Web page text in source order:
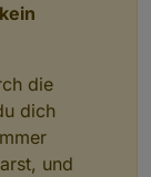
die
dich
und